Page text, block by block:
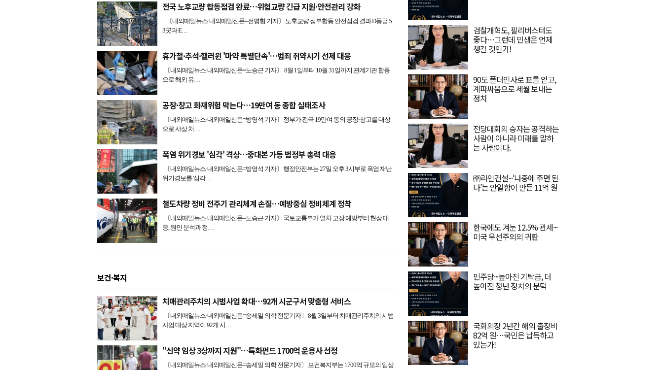
검찰개혁도, 필리버스터도
좋다…그런데 민생은 언제
챙길 것인가!
90도 폴더인사로 표를 얻고,
계파싸움으로 세월 보내는
정치
전당대회의 승자는 공격하는
사람이 아니라 미래를 말하
는 사람이다.
㈜라인건설···‘나중에 주면 된
다’는 안일함이 만든 11억 원
한국에도 겨눈 12.5% 관세···
미국 우선주의의 귀환
민주당···높아진 기탁금, 더
높아진 청년 정치의 문턱
국회의장 2년간 해외 출장비
82억 원…국민은 납득하고
있는가!
전국 노후교량 합동점검 완료…위험교량 긴급 지원·안전관리 강화
〔내외매일뉴스·내외매일신문=전병협 기자〕 노후교량 정부합동 안전점검 결과 D등급 5
3곳과 E…
휴가철·추석·핼러윈 '마약 특별단속'…범죄 취약시기 선제 대응
〔내외매일뉴스·내외매일신문=노승근 기자〕 8월 1일부터 10월 31일까지 관계기관 합동
으로 해외 유…
공장·창고 화재위험 막는다…19만여 동 종합 실태조사
〔내외매일뉴스·내외매일신문=방영석 기자〕 정부가 전국 19만여 동의 공장·창고를 대상
으로 사상 처…
폭염 위기경보 '심각' 격상…중대본 가동 범정부 총력 대응
〔내외매일뉴스·내외매일신문=방영석 기자〕 행정안전부는 27일 오후 3시부로 폭염 재난
위기경보를 '심각…
철도차량 정비 전주기 관리체계 손질…예방중심 정비체계 정착
〔내외매일뉴스·내외매일신문=노승근 기자〕 국토교통부가 열차 고장 예방부터 현장 대
응, 원인 분석과 정…
보건·복지
치매관리주치의 시범사업 확대…92개 시군구서 맞춤형 서비스
〔내외매일뉴스·내외매일신문=송세일 의학 전문기자〕 8월 3일부터 치매관리주치의 시범
사업 대상 지역이 92개 시…
"신약 임상 3상까지 지원"…특화펀드 1700억 운용사 선정
〔내외매일뉴스·내외매일신문=송세일 의학 전문기자〕 보건복지부는 1700억 규모의 임상